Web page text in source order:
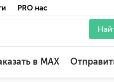
PRO нас
в MAX